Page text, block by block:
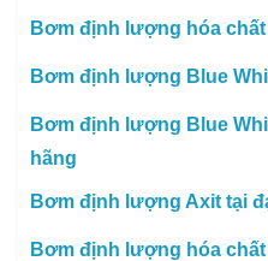
Bơm định lượng hóa
Bơm định lượng Blue
Bơm định lượng Blue
hãng
Bơm định lượng Axit tại
Bơm định lượng hóa